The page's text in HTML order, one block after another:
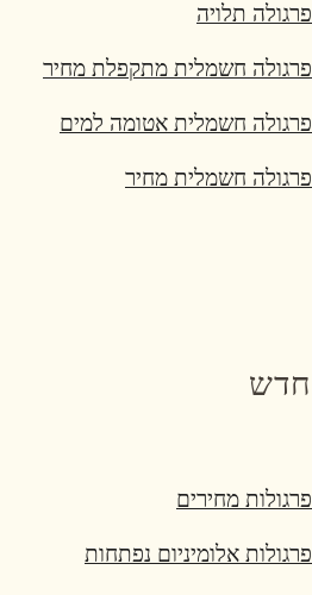
פרגולה תלויה
פרגולה חשמלית מתקפלת מחיר
פרגולה חשמלית אטומה למים
פרגולה חשמלית מחיר
חדש
פרגולות מחירים
פרגולות אלומיניום נפתחות